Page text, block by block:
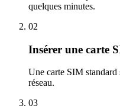
quelques minutes.
02
Insérer une carte
Une carte SIM
réseau.
03